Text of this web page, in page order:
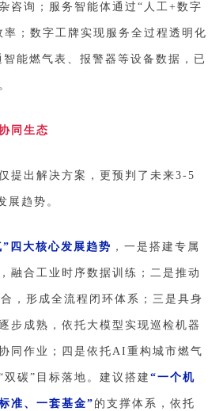
咨询；服务智能体通过“人工+数字
率；数字工牌实现服务全过程透明化
能燃气表、报警器等设备数据， 已
。
同生态
提出解决方案，更预判了未来3-5
展趋势。
四大核心发展趋势 ，一是搭建专属
融合工业时序数据训练；二是推动
，形成全流程闭环体系；三是具身
步成熟，依托大模型实现巡检机器
同作业；四是依托AI重构城市燃气
碳”目标落地。建议搭建 “一个机
准、一套基金” 的支撑体系，依托